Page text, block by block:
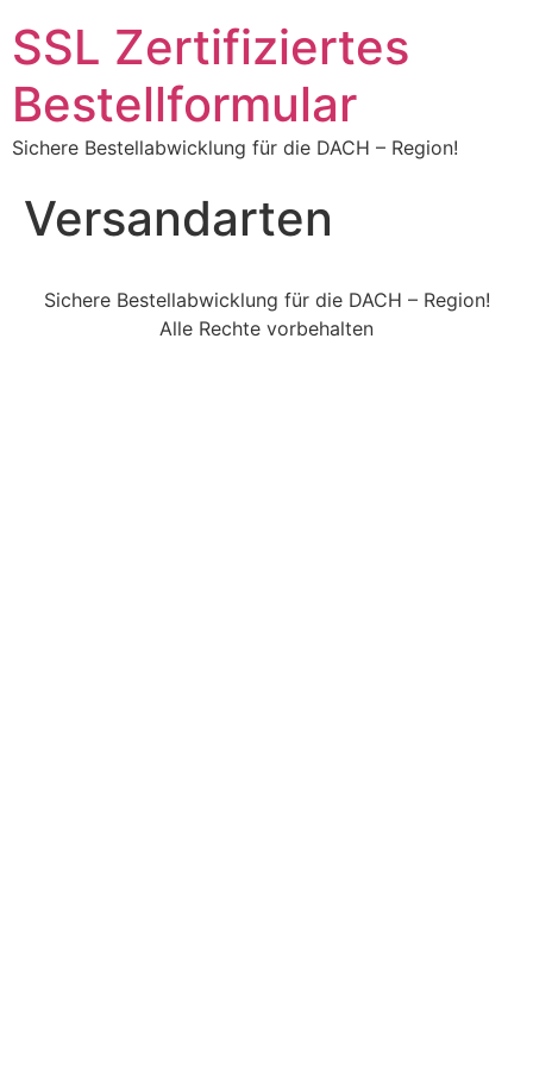
SSL Zertifiziertes
Bestellformular
Sichere Bestellabwicklung für die DACH – Region!
Versandarten
Sichere Bestellabwicklung für die DACH – Region!
Alle Rechte vorbehalten